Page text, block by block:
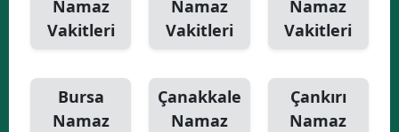
Namaz
Vakitleri
Namaz
Vakitleri
Namaz
Vakitleri
Bursa
Namaz
Çanakkale
Namaz
Çankırı
Namaz